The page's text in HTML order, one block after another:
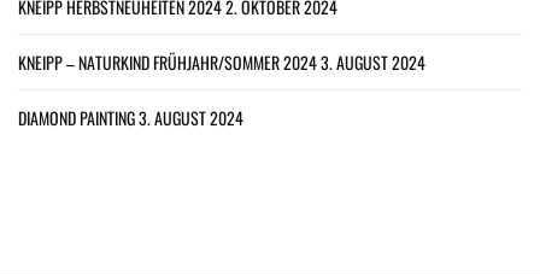
KNEIPP HERBSTNEUHEITEN 20242. OKTOBER 2024
KNEIPP – NATURKIND FRÜHJAHR/SOMMER 20243. AUGUST 2024
DIAMOND PAINTING3. AUGUST 2024